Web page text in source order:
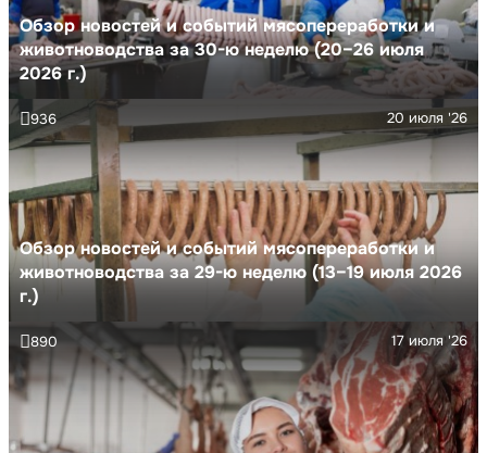
Обзор новостей и событий мясопереработки и
животноводства за 30-ю неделю (20–26 июля
2026 г.)
Обзор новостей и событий мясопереработки и
животноводства за 29-ю неделю (13–19 июля 2026
г.)
20 июля '26
936
17 июля '26
890